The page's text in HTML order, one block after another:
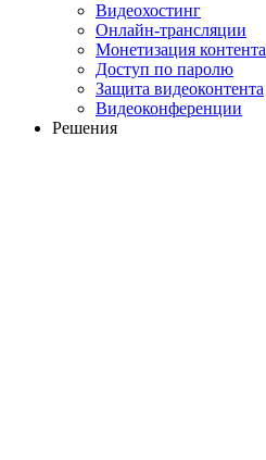
Видеохостинг
Онлайн-трансляции
Монетизация контента
Доступ по паролю
Защита видеоконтента
Видеоконференции
Решения